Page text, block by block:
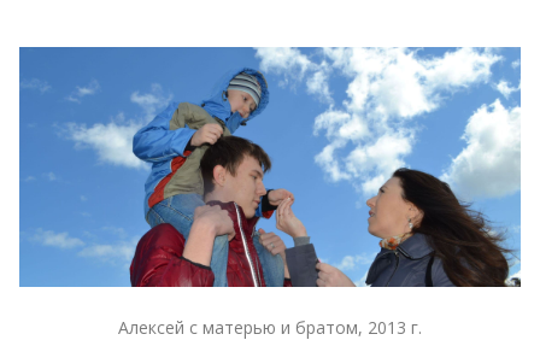
Алексей с матерью и братом, 2013 г.